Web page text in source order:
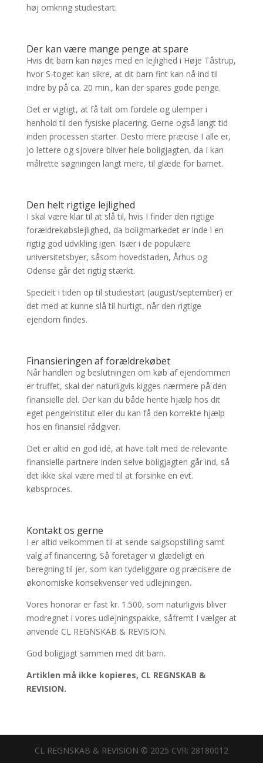
høj omkring studiestart.
Der kan være mange penge at spare
Hvis dit barn kan nøjes med en lejlighed i Høje Tåstrup,
hvor S-toget kan sikre, at dit barn fint kan nå ind til
indre by på ca. 20 min., kan der spares gode penge.
Det er vigtigt, at få talt om fordele og ulemper i
henhold til den fysiske placering. Gerne også langt tid
inden processen starter. Desto mere præcise I alle er,
jo lettere og sjovere bliver hele boligjagten, da I kan
målrette søgningen langt mere, til glæde for barnet.
Den helt rigtige lejlighed
I skal være klar til at slå til, hvis I finder den rigtige
forældrekøbslejlighed, da boligmarkedet er inde i en
rigtig god udvikling igen. Især i de populære
universitetsbyer, såsom hovedstaden, Århus og
Odense går det rigtig stærkt.
Specielt i tiden op til studiestart (august/september) er
det med at kunne slå til hurtigt, når den rigtige
ejendom findes.
Finansieringen af forældrekøbet
Når handlen og beslutningen om køb af ejendommen
er truffet, skal der naturligvis kigges nærmere på den
finansielle del. Der kan du både hente hjælp hos dit
eget pengeinstitut eller du kan få den korrekte hjælp
hos en finansiel rådgiver.
Det er altid en god idé, at have talt med de relevante
finansielle partnere inden selve boligjagten går ind, så
det ikke skal være med til at forsinke en evt.
købsproces.
Kontakt os gerne
I er altid velkommen til at sende salgsopstilling samt
valg af financering. Så foretager vi glædeligt en
beregning til jer, som kan tydeliggøre og præcisere de
økonomiske konsekvenser ved udlejningen.
Vores honorar er fast kr. 1.500, som naturligvis bliver
modregnet i vores udlejningspakke, såfremt I vælger at
anvende CL REGNSKAB & REVISION.
God boligjagt sammen med dit barn.
Artiklen må ikke kopieres, CL REGNSKAB &
REVISION.
CL REGNSKAB & REVISION © 2025 CVR: 28180012